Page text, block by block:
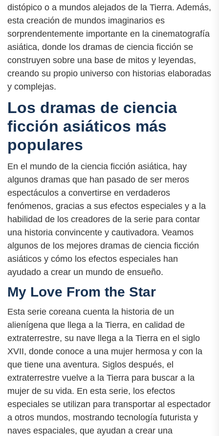
distópico o a mundos alejados de la Tierra. Además,
esta creación de mundos imaginarios es
sorprendentemente importante en la cinematografía
asiática, donde los dramas de ciencia ficción se
construyen sobre una base de mitos y leyendas,
creando su propio universo con historias elaboradas
y complejas.
Los dramas de ciencia
ficción asiáticos más
populares
En el mundo de la ciencia ficción asiática, hay
algunos dramas que han pasado de ser meros
espectáculos a convertirse en verdaderos
fenómenos, gracias a sus efectos especiales y a la
habilidad de los creadores de la serie para contar
una historia convincente y cautivadora. Veamos
algunos de los mejores dramas de ciencia ficción
asiáticos y cómo los efectos especiales han
ayudado a crear un mundo de ensueño.
My Love From the Star
Esta serie coreana cuenta la historia de un
alienígena que llega a la Tierra, en calidad de
extraterrestre, su nave llega a la Tierra en el siglo
XVII, donde conoce a una mujer hermosa y con la
que tiene una aventura. Siglos después, el
extraterrestre vuelve a la Tierra para buscar a la
mujer de su vida. En esta serie, los efectos
especiales se utilizan para transportar al espectador
a otros mundos, mostrando tecnología futurista y
naves espaciales, que ayudan a crear una